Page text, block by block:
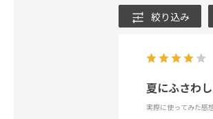
絞り込み
夏にふさわ
実際に使ってみた感